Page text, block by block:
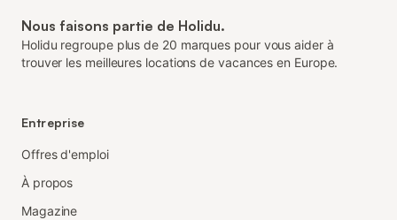
Nous faisons partie de Holidu.
Holidu regroupe plus de 20 marques pour vous aider à
trouver les meilleures locations de vacances en Europe.
Entreprise
Offres d'emploi
À propos
Magazine